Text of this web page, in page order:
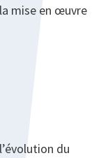
mise en œuvre
du